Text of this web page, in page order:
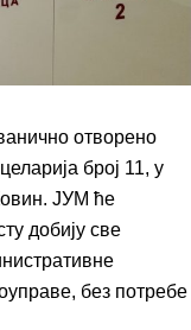
отворено
број 11, у
ЈУМ ће
добију све
без потребе